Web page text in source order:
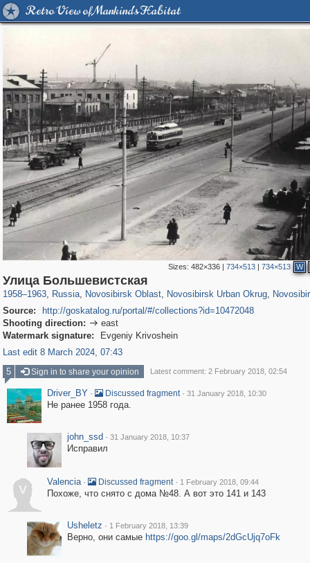
Retro View of Mankind's Habitat
Sizes:482×336 |734×513 |734×513 W
Улица Большевистская
1958–1963, Russia
1,406,501 29,243
, Novosibirsk Oblast
19,987 40
, Novosibirsk Urban Okrug,
32
Source:
http://goskatalog.ru/portal/#/collections?id=10472048
Shooting direction:  east
Watermark signature:
Evgeniy Krivoshein
Last edit 8 March 2024, 07:43
5
Sign in to share your opinion Latest comment: 2 February 2018, 02:54
Driver_BY · Discussed fragment · 31 January 2018, 10:30
Не ранее 1958 года.
john_ssd · 31 January 2018, 10:37
Исправил
V
Valencia · Discussed fragment · 1 February 2018, 09:44
Похоже, что снято с дома №48. А вот это 141 и 143
Usheletz · 1 February 2018, 13:39
Верно, они самые https://goo.gl/maps/2dGcUjq7oFk